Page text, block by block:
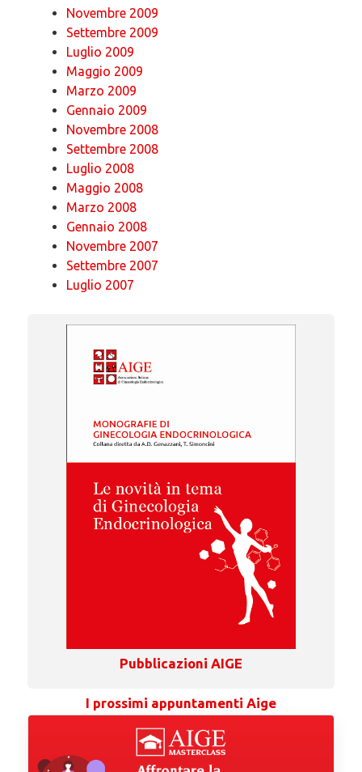
Novembre 2009
Settembre 2009
Luglio 2009
Maggio 2009
Marzo 2009
Gennaio 2009
Novembre 2008
Settembre 2008
Luglio 2008
Maggio 2008
Marzo 2008
Gennaio 2008
Novembre 2007
Settembre 2007
Luglio 2007
Pubblicazioni AIGE
I prossimi appuntamenti Aige